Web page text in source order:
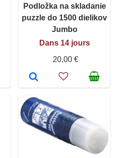
Podložka na skladanie
puzzle do 1500 dielikov
Jumbo
Dans 14 jours
20,00 €